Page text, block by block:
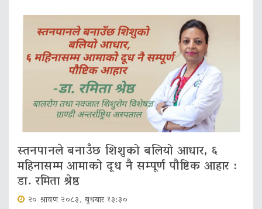
स्तनपानले बनाउँछ शिशुको बलियो आधार, ६
महिनासम्म आमाको दूध नै सम्पूर्ण पौष्टिक आहार :
डा. रमिता श्रेष्ठ
२० श्रावण २०८३, बुधबार १३:३०